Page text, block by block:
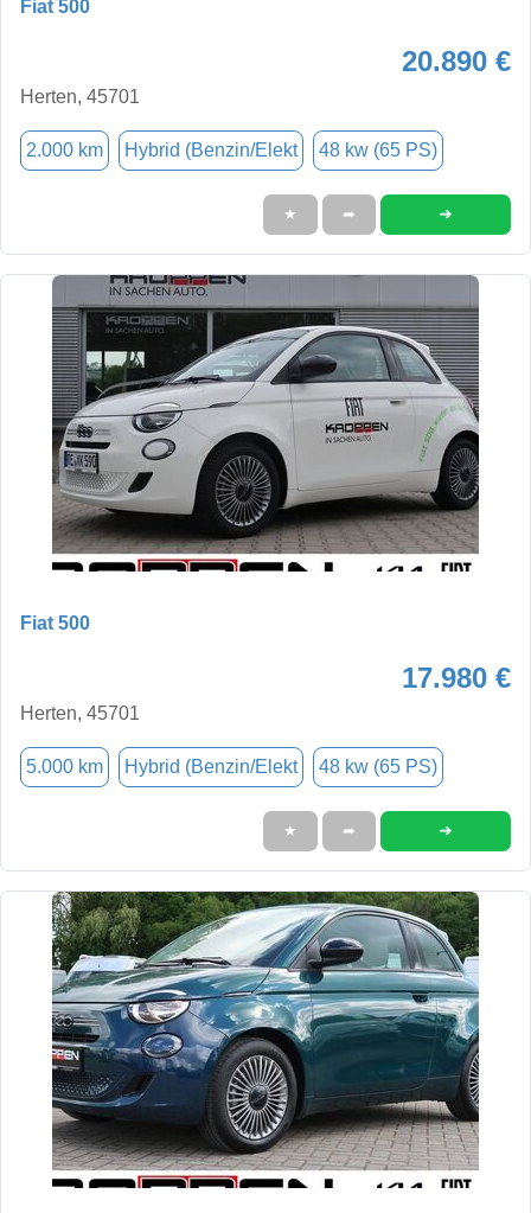
Fiat 500
20.890 €
Herten, 45701
2.000 km Hybrid (Benzin/Elekt 48 kw (65 PS)
★ ➦ ➜
Fiat 500
17.980 €
Herten, 45701
5.000 km Hybrid (Benzin/Elekt 48 kw (65 PS)
★ ➦ ➜